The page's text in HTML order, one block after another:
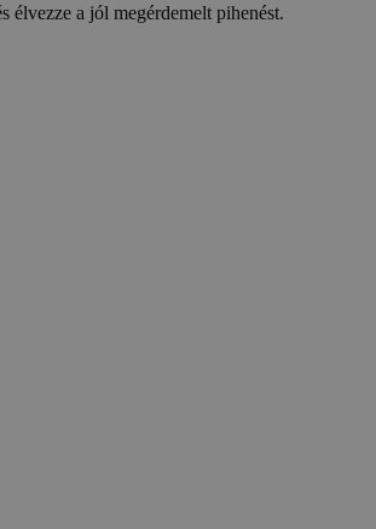
élvezze a jól megérdemelt pihenést.